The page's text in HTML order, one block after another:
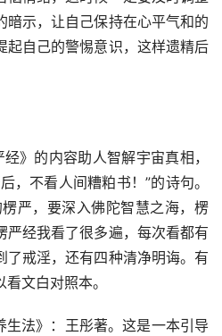
暗示，让自己保持在心平气和的
起自己的警惕意识，这样遗精后
》的内容助人智解宇宙真相，
，不看人间糟粕书！”的诗句。
严，要深入佛陀智慧之海，楞
严经我看了很多遍，每次看都有
了戒淫，还有四种清净明诲。有
文白对照本。
法》：王彤著。这是一本引导